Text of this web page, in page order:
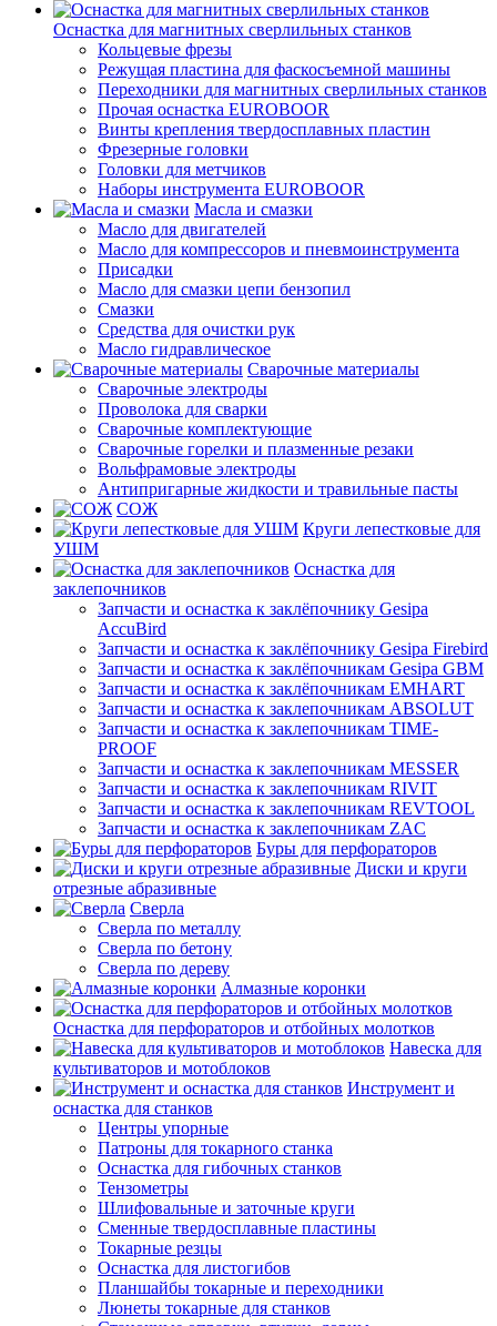
Оснастка для магнитных сверлильных станков
Кольцевые фрезы
Режущая пластина для фаскосъемной машины
Переходники для магнитных сверлильных станков
Прочая оснастка EUROBOOR
Винты крепления твердосплавных пластин
Фрезерные головки
Головки для метчиков
Наборы инструмента EUROBOOR
Масла и смазки
Масло для двигателей
Масло для компрессоров и пневмоинструмента
Присадки
Масло для смазки цепи бензопил
Смазки
Средства для очистки рук
Масло гидравлическое
Сварочные материалы
Сварочные электроды
Проволока для сварки
Сварочные комплектующие
Сварочные горелки и плазменные резаки
Вольфрамовые электроды
Антипригарные жидкости и травильные пасты
СОЖ
Круги лепестковые для
УШМ
Оснастка для
заклепочников
Запчасти и оснастка к заклёпочнику Gesipa
AccuBird
Запчасти и оснастка к заклёпочнику Gesipa Firebird
Запчасти и оснастка к заклёпочникам Gesipa GBM
Запчасти и оснастка к заклёпочникам EMHART
Запчасти и оснастка к заклепочникам ABSOLUT
Запчасти и оснастка к заклепочникам TIME-
PROOF
Запчасти и оснастка к заклепочникам MESSER
Запчасти и оснастка к заклепочникам RIVIT
Запчасти и оснастка к заклепочникам REVTOOL
Запчасти и оснастка к заклепочникам ZAC
Буры для перфораторов
Диски и круги
отрезные абразивные
Сверла
Сверла по металлу
Сверла по бетону
Сверла по дереву
Алмазные коронки
Оснастка для перфораторов и отбойных молотков
Навеска для
культиваторов и мотоблоков
Инструмент и
оснастка для станков
Центры упорные
Патроны для токарного станка
Оснастка для гибочных станков
Тензометры
Шлифовальные и заточные круги
Сменные твердосплавные пластины
Токарные резцы
Оснастка для листогибов
Планшайбы токарные и переходники
Люнеты токарные для станков